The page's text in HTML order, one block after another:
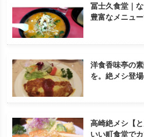
冨士久食堂｜
豊富なメニュ
洋食香味亭の
を。絶メシ登
高崎絶メシ【
いい町食堂で